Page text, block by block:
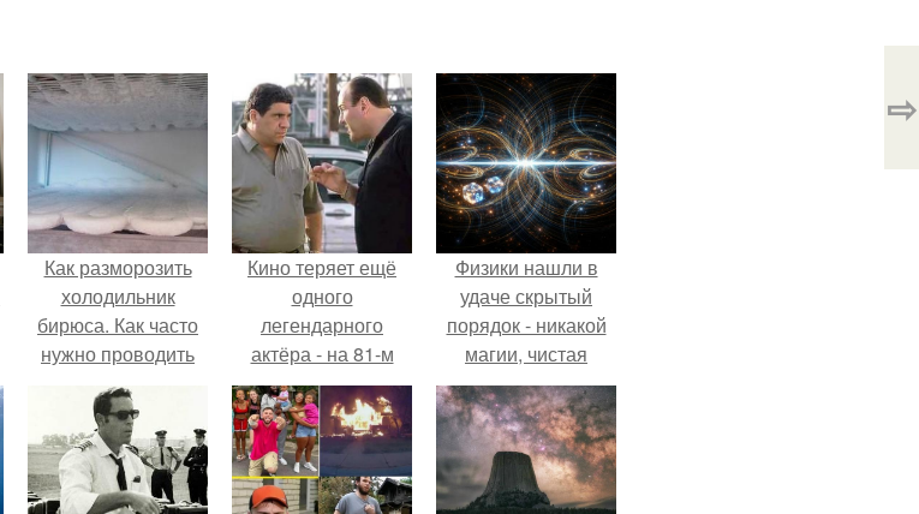
⇨
Как разморозить
холодильник
бирюса. Как часто
нужно проводить
процедуру?
Кино теряет ещё
одного
легендарного
актёра - на 81-м
году жизни не стало
Винсента пасторе.
Физики нашли в
удаче скрытый
порядок - никакой
магии, чистая
квантовая
механика.